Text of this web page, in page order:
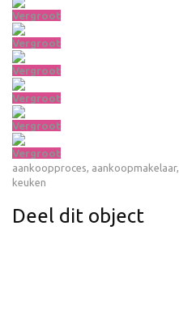
Vergroot
Vergroot
Vergroot
Vergroot
Vergroot
Vergroot
aankoopproces, aankoopmakelaar,
keuken
Deel dit object